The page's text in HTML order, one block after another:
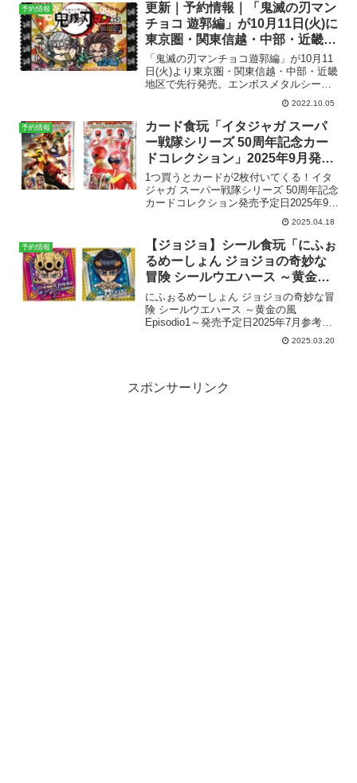
グザンジオー(新色クリア)+...
予約情報
更新｜予約情報｜「鬼滅の刃マン
チョコ 遊郭編」が10月11日(火)に
東京圏・関東信越・中部・近畿先
行で発売。全24種【ビックリマ
ン】
「鬼滅の刃マンチョコ遊郭編」が10月11
日(火)より東京圏・関東信越・中部・近畿
地区で先行発売。エンボスメタルシール
全24種。発売日は10月11日（火）で、関
東、甲信越、北陸、東海、近畿先行発
売。メーカー希望小売価格は1個120円
（税込12...
2022.10.05
予約情報
カード食玩「イタジャガ スーパ
ー戦隊シリーズ 50周年記念カー
ドコレクション」2025年9月発
売。全50種。
1つ買うとカードが2枚付いてくる！イタ
ジャガ スーパー戦隊シリーズ 50周年記念
カードコレクション発売予定日2025年9月
1日参考価格1個 （カード2枚入） 220円
（税込）1BOX （20個入） 4,400円（税
込）ラインナップカード 全...
2025.04.18
予約情報
【ジョジョ】シール食玩「にふぉ
るめーしょん ジョジョの奇妙な
冒険 シールウエハース ～黄金の
風 Episodio1～」2025年7月発
売。全32種
にふぉるめーしょん ジョジョの奇妙な冒
険 シールウエハース ～黄金の風
Episodio1～発売予定日2025年7月参考価
格1個 143円（税込）1BOX （20個入）
2,860円（税込）ラインナップシール 全
2025.03.20
スポンサーリンク